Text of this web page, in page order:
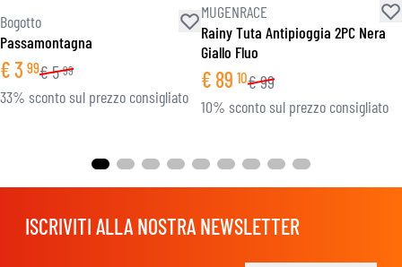
Bogotto
Passamontagna
€3 99€5 99
33% sconto sul prezzo consigliato
MUGENRACE
Rainy Tuta Antipioggia 2PC Nera
Giallo Fluo
€ 89 10€99
10% sconto sul prezzo consigliato
ISCRIVITI ALLA NOSTRA NEWSLETTER